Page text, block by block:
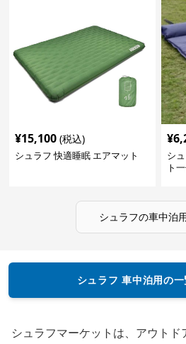
¥15,100 (税込)
シュラフ 快適睡眠 エアマット
¥
シ
ト
シュラフの車中泊
シュラフ 車中泊用の
シュラフマーケットは、アウト